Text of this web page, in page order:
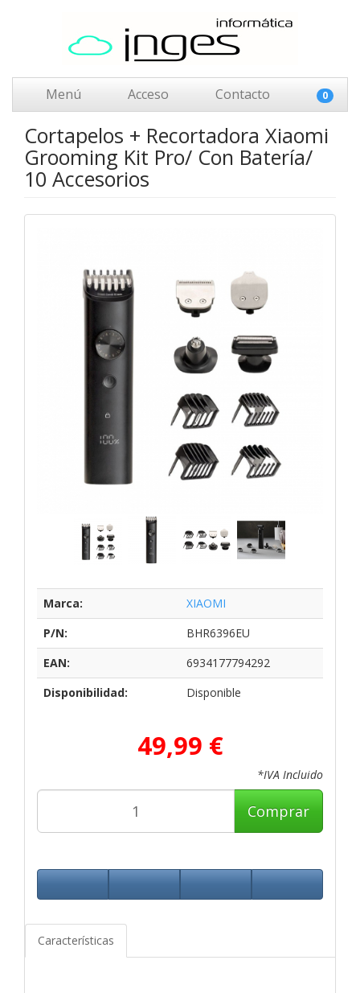
Menú Acceso Contacto 0
Cortapelos + Recortadora Xiaomi
Grooming Kit Pro/ Con Batería/
10 Accesorios
Marca:
XIAOMI
P/N:
BHR6396EU
EAN:
6934177794292
Disponibilidad:
Disponible
49,99 €
*IVA Incluido
Comprar
Características